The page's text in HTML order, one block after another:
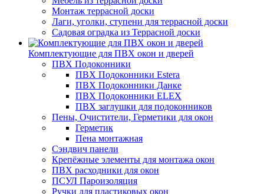
Монтаж террасной доски
Лаги, уголки, ступени для террасной доски
Садовая оградка из Террасной доски
Комплектующие для ПВХ окон и дверей
ПВХ Подоконники
ПВХ Подоконники Estera
ПВХ Подоконники Данке
ПВХ Подоконники ELEX
ПВХ заглушки для подоконников
Пены, Очистители, Герметики для окон
Герметик
Пена монтажная
Сэндвич панели
Крепёжные элементы для монтажа окон
ПВХ расходники для окон
ПСУЛ Пароизоляция
Ручки для пластиковых окон